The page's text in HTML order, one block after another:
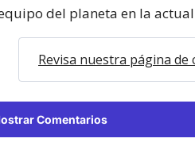
del planeta en la
Revisa nuestra página de
Comentarios